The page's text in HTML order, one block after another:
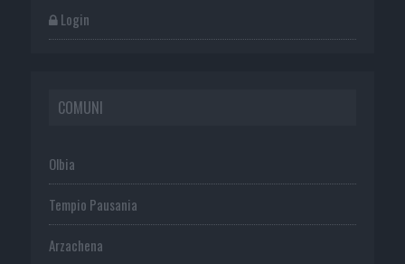
Login
COMUNI
Olbia
Tempio Pausania
Arzachena